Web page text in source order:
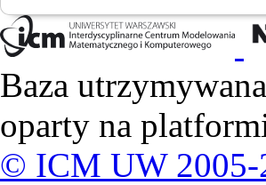
Baza
oparty na
© ICM UW 2005-